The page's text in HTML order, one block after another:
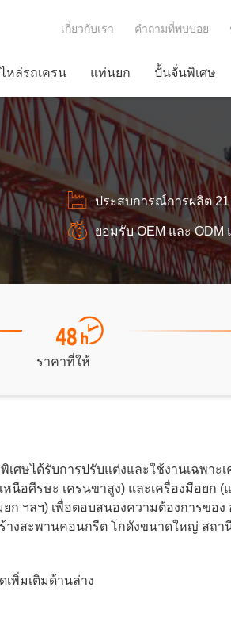
เกี่ยวกับเรา คำถามที่พบบ่อย
หล่รถเครน แท่นยก ปั้นจั่นพิเศษ
ประสบการณ์การผลิต
ยอมรับ OEM และ ODM
ราคาที่ให้
เศษได้รับการปรับแต่งและใช้งานเฉพา
หนือศีรษะ เครนขาสูง) และเครื่องมือยก
ก ฯลฯ) เพื่อตอบสนองความต้องการขอ
างสะพานคอนกรีต โกดังขนาดใหญ่ สถา
เพิ่มเติมด้านล่าง